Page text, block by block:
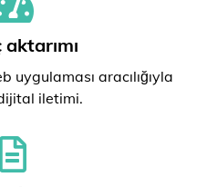
uygulaması aracılığıyla
iletimi.